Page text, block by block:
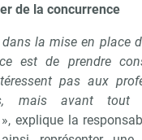
de la concurrence
la mise en place
est de prendre
pas aux
mais avant
», explique la